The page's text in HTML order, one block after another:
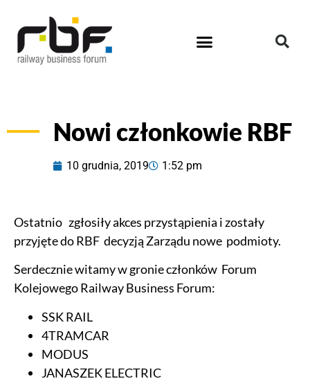
Nowi członkowie RBF
10 grudnia, 2019 1:52 pm
Ostatnio zgłosiły akces przystąpienia i zostały
przyjęte do RBF decyzją Zarządu nowe podmioty.
Serdecznie witamy w gronie członków Forum
Kolejowego Railway Business Forum:
SSK RAIL
4TRAMCAR
MODUS
JANASZEK ELECTRIC